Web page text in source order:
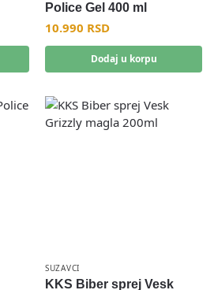
Police Gel 400 ml
10.990 RSD
Dodaj u korpu
SUZAVCI
KKS Biber sprej Vesk